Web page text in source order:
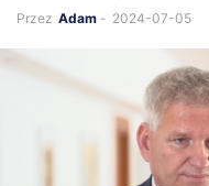
Przez Adam - 2024-07-05